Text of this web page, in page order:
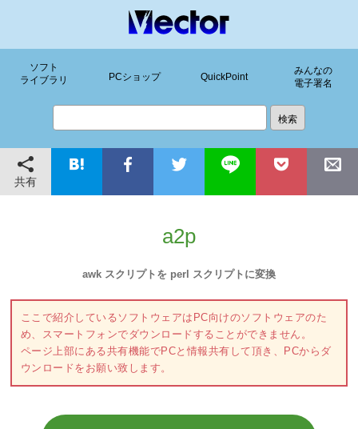
ソフト
ライブラリ
PCショップ QuickPoint
みんなの
電子署名
共有
a2p
awk スクリプトを perl スクリプトに変換
ここで紹介しているソフトウェアはPC向けのソフトウェアのた
め、スマートフォンでダウンロードすることができません。
ページ上部にある共有機能でPCと情報共有して頂き、PCからダ
ウンロードをお願い致します。